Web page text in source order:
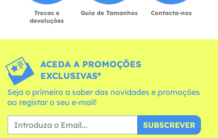
Trocas e
devoluções
Guia de Tamanhos Contacta-nos
ACEDA A PROMOÇÕES
EXCLUSIVAS*
Seja o primeiro a saber das novidades e promoções
ao registar o seu e-mail!
SUBSCREVER